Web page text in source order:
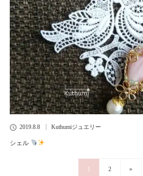
2019.8.8 Kuthumiジュエリー
シェル
1 2 »